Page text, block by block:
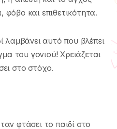
και επιθετικότητα.
λαμβάνει αυτό που βλέπει
του γονιού! Χρειάζεται
στο στόχο.
φτάσει το παιδί στο